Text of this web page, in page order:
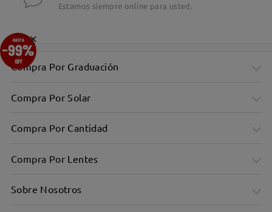
Estamos siempre online para usted.
Compra Por Graduación
Compra Por Solar
Compra Por Cantidad
Compra Por Lentes
Sobre Nosotros
×